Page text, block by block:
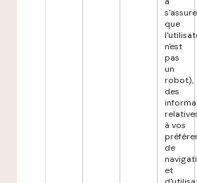
que
n'est
pas
un
robot),
des
à vos
de
et